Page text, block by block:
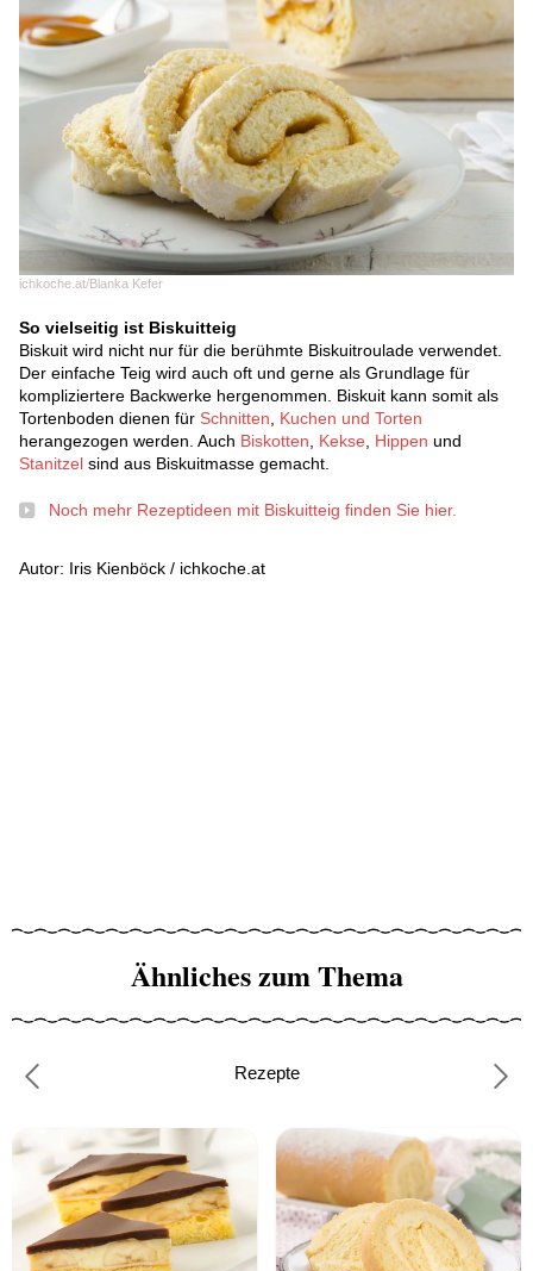
ichkoche.at/Blanka Kefer
So vielseitig ist Biskuitteig
Biskuit wird nicht nur für die berühmte Biskuitroulade verwendet.
Der einfache Teig wird auch oft und gerne als Grundlage für
kompliziertere Backwerke hergenommen. Biskuit kann somit als
Tortenboden dienen für Schnitten
Kuchen und Torten
herangezogen werden. Auch Biskotten Kekse Hippen und
Stanitzel sind aus Biskuitmasse gemacht.
Noch mehr Rezeptideen mit Biskuitteig finden Sie hier.
Autor: Iris Kienböck / ichkoche.at
Ähnliches zum Thema
Rezepte